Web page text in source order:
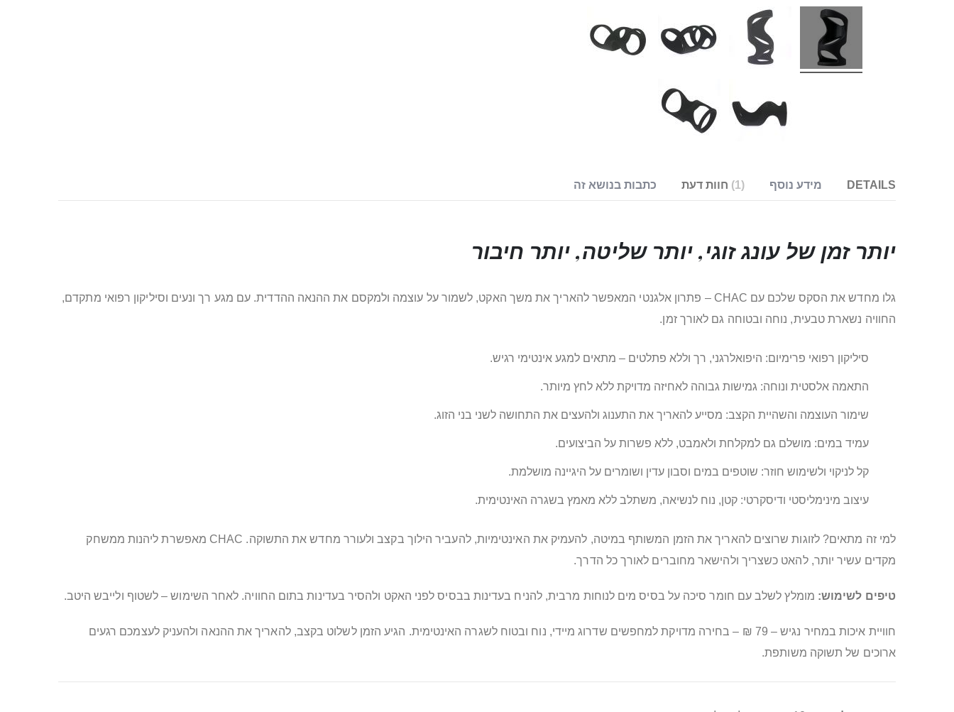
DETAILS מידע נוסף 1 חוות דעת כתבות בנושא זה
יותר זמן של עונג זוגי, יותר שליטה, יותר חיבור
גלו מחדש את הסקס שלכם עם CHAC – פתרון אלגנטי המאפשר להאריך את משך האקט, לשמור על עוצמה ולמקסם את ההנאה ההדדית. עם מגע רך ונעים וסיליקון רפואי מתקדם,
החוויה נשארת טבעית, נוחה ובטוחה גם לאורך זמן.
סיליקון רפואי פרימיום: היפואלרגני, רך וללא פתלטים – מתאים למגע אינטימי רגיש.
התאמה אלסטית ונוחה: גמישות גבוהה לאחיזה מדויקת ללא לחץ מיותר.
שימור העוצמה והשהיית הקצב: מסייע להאריך את התענוג ולהעצים את התחושה לשני בני הזוג.
עמיד במים: מושלם גם למקלחת ולאמבט, ללא פשרות על הביצועים.
קל לניקוי ולשימוש חוזר: שוטפים במים וסבון עדין ושומרים על היגיינה מושלמת.
עיצוב מינימליסטי ודיסקרטי: קטן, נוח לנשיאה, משתלב ללא מאמץ בשגרה האינטימית.
למי זה מתאים? לזוגות שרוצים להאריך את הזמן המשותף במיטה, להעמיק את האינטימיות, להעביר הילוך בקצב ולעורר מחדש את התשוקה. CHAC מאפשרת ליהנות ממשחק
מקדים עשיר יותר, להאט כשצריך ולהישאר מחוברים לאורך כל הדרך.
טיפים לשימוש: מומלץ לשלב עם חומר סיכה על בסיס מים לנוחות מרבית, להניח בעדינות בבסיס לפני האקט ולהסיר בעדינות בתום החוויה. לאחר השימוש – לשטוף ולייבש היטב.
חוויית איכות במחיר נגיש – 79 ₪ – בחירה מדויקת למחפשים שדרוג מיידי, נוח ובטוח לשגרה האינטימית. הגיע הזמן לשלוט בקצב, להאריך את ההנאה ולהעניק לעצמכם רגעים
ארוכים של תשוקה משותפת.